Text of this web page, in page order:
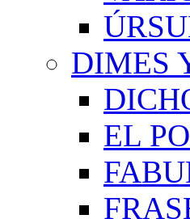
DIMES
EL